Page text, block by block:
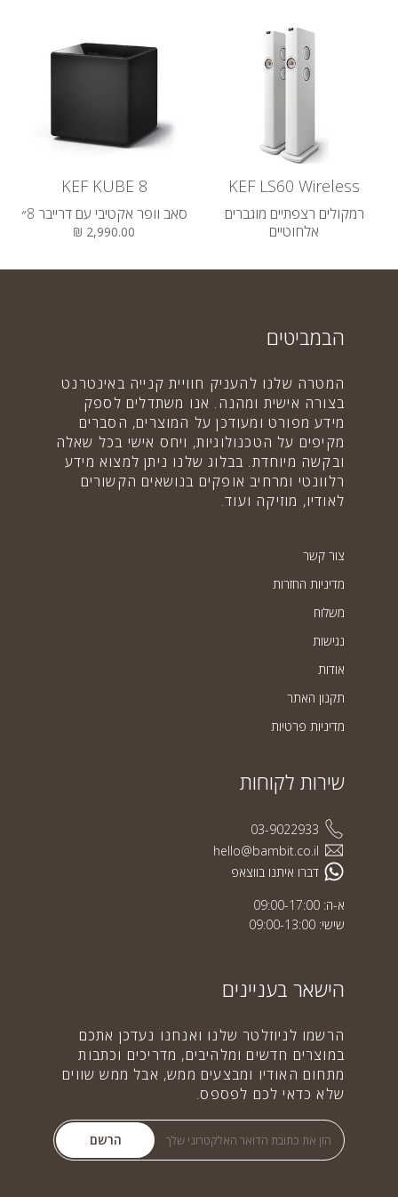
KEF LS60 Wireless
רמקולים רצפתיים מוגברים
אלחוטיים
KEF KUBE 8
סאב וופר אקטיבי עם דרייבר 8״
2,990.00 ₪
הבמביטים
המטרה שלנו להעניק חוויית קנייה באינטרנט
בצורה אישית ומהנה. אנו משתדלים לספק
מידע מפורט ומעודכן על המוצרים, הסברים
מקיפים על הטכנולוגיות, ויחס אישי בכל שאלה
ובקשה מיוחדת. בבלוג שלנו ניתן למצוא מידע
רלוונטי ומרחיב אופקים בנושאים הקשורים
לאודיו, מוזיקה ועוד.
צור קשר
מדיניות החזרות
משלוח
נגישות
אודות
תקנון האתר
מדיניות פרטיות
שירות לקוחות
03-9022933
hello@bambit.co.il
דברו איתנו בווצאפ
א-ה: 09:00-17:00
שישי: 09:00-13:00
הישאר בעניינים
הרשמו לניוזלטר שלנו ואנחנו נעדכן אתכם
במוצרים חדשים ומלהיבים, מדריכים וכתבות
מתחום האודיו ומבצעים ממש, אבל ממש שווים
שלא כדאי לכם לפספס.
הרשם